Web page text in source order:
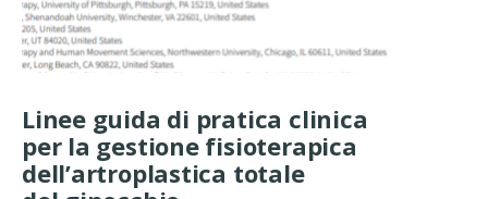
Linee guida di pratica clinica
per la gestione fisioterapica
dell’artroplastica totale